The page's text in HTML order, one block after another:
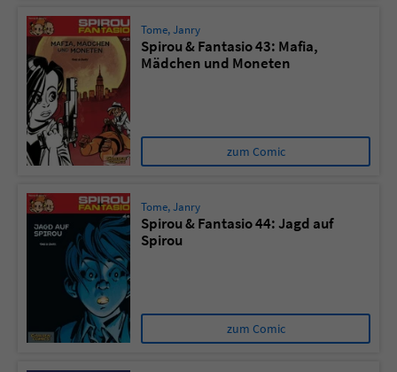
Tome,Janry
Spirou & Fantasio 43: Mafia,
Mädchen und Moneten
zum Comic
Tome,Janry
Spirou & Fantasio 44: Jagd auf
Spirou
zum Comic